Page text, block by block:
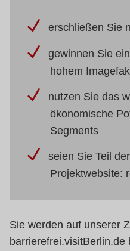
erschließen Sie
gewinnen Sie
hohem
nutzen Sie das
ökonomische
Segments
seien Sie Teil
Projektwebsite:
Sie werden auf unserer